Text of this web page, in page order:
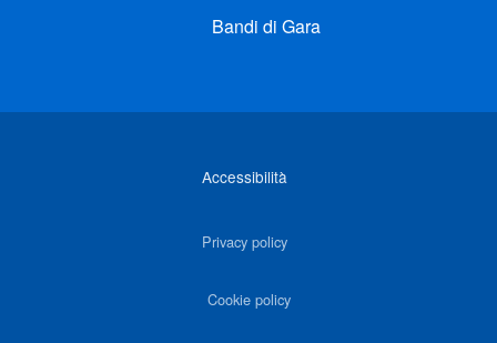
Bandi di Gara
Accessibilità
Privacy policy
Cookie policy